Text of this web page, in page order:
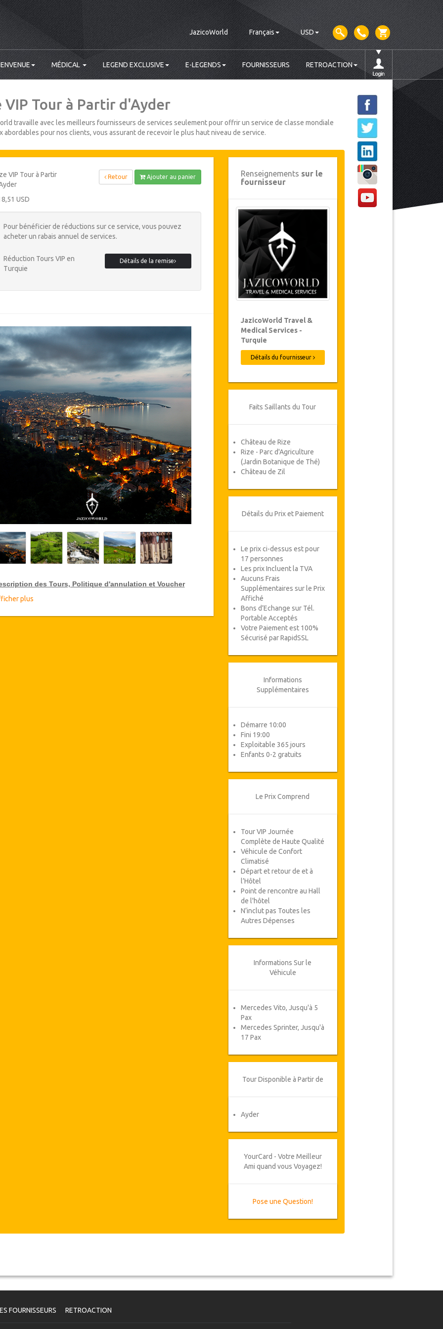
JazicoWorld Français USD
MÉDICAL LEGEND EXCLUSIVE E-LEGENDS FOURNISSEURS RETROACTION
VIP Tour à Partir d'Ayder
travaille avec les meilleurs fournisseurs de services seulement pour offrir un service de classe mondiale
abordables pour nos clients, vous assurant de recevoir le plus haut niveau de service.
VIP Tour à Partir
USD
Retour Ajouter au panier
Pour bénéficier de réductions sur ce service, vous pouvez
acheter un rabais annuel de services.
Réduction Tours VIP en
Turquie
Détails de la remise
des Tours, Politique d'annulation et Voucher
sur les Tours VIP
plus
Renseignements sur le
fournisseur
JazicoWorld Travel &
Medical Services -
Turquie
Détails du fournisseur
Faits Saillants du Tour
Château de Rize
Rize - Parc d'Agriculture
(Jardin Botanique de Thé)
Château de Zil
Détails du Prix et Paiement
Le prix ci-dessus est pour
17 personnes
Les prix Incluent la TVA
Aucuns Frais
Supplémentaires sur le Prix
Affiché
Bons d’Echange sur Tél.
Portable Acceptés
Votre Paiement est 100%
Sécurisé par RapidSSL
Informations
Supplémentaires
Démarre 10:00
Fini 19:00
Exploitable 365 jours
Enfants 0-2 gratuits
Le Prix Comprend
Tour VIP Journée
Complète de Haute Qualité
Véhicule de Confort
Climatisé
Départ et retour de et à
l’Hôtel
Point de rencontre au Hall
de l'hôtel
N’inclut pas Toutes les
Autres Dépenses
Informations Sur le
Véhicule
Mercedes Vito, Jusqu'à 5
Pax
Mercedes Sprinter, Jusqu'à
17 Pax
Tour Disponible à Partir de
Ayder
YourCard - Votre Meilleur
Ami quand vous Voyagez!
Pose une Question!
FOURNISSEURS RETROACTION